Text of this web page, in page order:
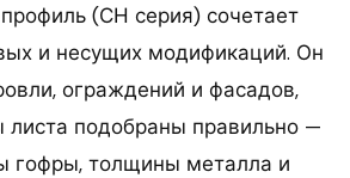
(СН серия) сочетает
и несущих модификаций. Он
ограждений и фасадов,
листа подобраны правильно —
гофры, толщины металла и